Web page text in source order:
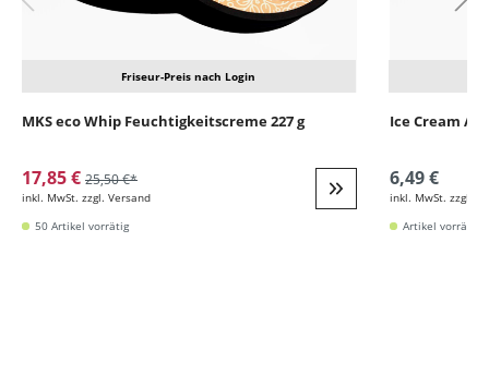
Friseur-Preis nach Login
MKS eco Whip Feuchtigkeitscreme 227 g
17,85 € 25,50 €*
inkl. MwSt. zzgl. Versand Weiter zur Detail
50 Artikel vorrätig
Ice Cream
6,49 €
inkl. MwSt. zzgl.
Artikel vorrätig